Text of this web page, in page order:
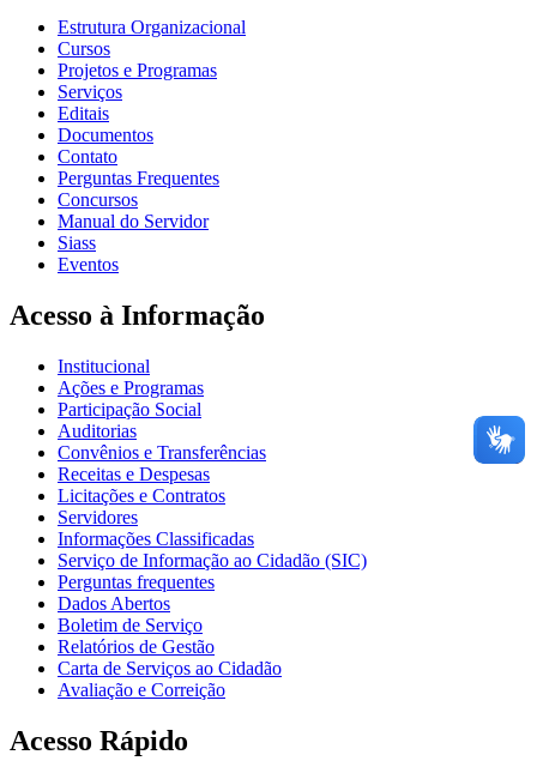
Estrutura Organizacional
Cursos
Projetos e Programas
Serviços
Editais
Documentos
Contato
Perguntas Frequentes
Concursos
Manual do Servidor
Siass
Eventos
Acesso à Informação
Institucional
Ações e Programas
Participação Social
Auditorias
Convênios e Transferências
Receitas e Despesas
Licitações e Contratos
Servidores
Informações Classificadas
Serviço de Informação ao Cidadão (SIC)
Perguntas frequentes
Dados Abertos
Boletim de Serviço
Relatórios de Gestão
Carta de Serviços ao Cidadão
Avaliação e Correição
Acesso Rápido